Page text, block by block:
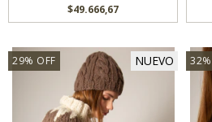
$49.666,67
29% OFF NUEVO 32%